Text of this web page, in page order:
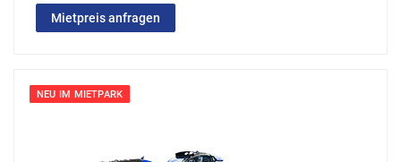
Mietpreis anfragen
NEU IM MIETPARK